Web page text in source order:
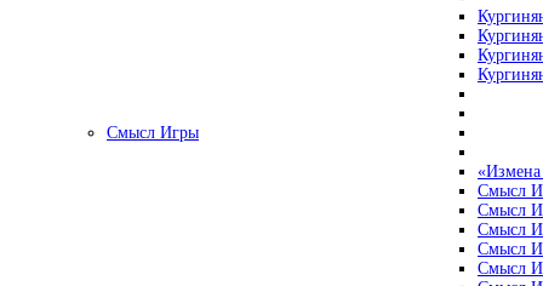
Смысл Игры
«Измена
Смысл
Смысл
Смысл
Смысл
Смысл